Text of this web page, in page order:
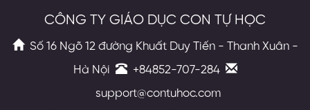
CÔNG TY GIÁO DỤC CON TỰ HỌC
Số 16 Ngõ 12 đường Khuất Duy Tiến - Thanh Xuân -
Hà Nội
+84852-707-284
support@contuhoc.com